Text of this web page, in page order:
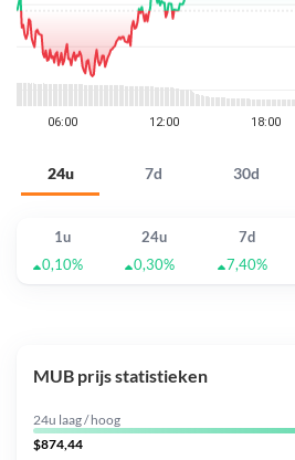
24u 7d 30d
1u 24u 7d
0,10%
0,30% 7,40%
MUB prijs statistieken
24u laag / hoog
$874,44